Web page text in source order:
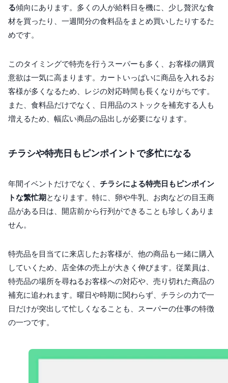
る傾向にあります。多くの人が給料日を機に、少し贅沢な食
材を買ったり、一週間分の食料品をまとめ買いしたりするた
めです。
このタイミングで特売を行うスーパーも多く、お客様の購買
意欲は一気に高まります。カートいっぱいに商品を入れるお
客様が多くなるため、レジの対応時間も長くなりがちです。
また、食料品だけでなく、日用品のストックを補充する人も
増えるため、幅広い商品の品出しが必要になります。
チラシや特売日もピンポイントで多忙になる
年間イベントだけでなく、 チラシによる特売日もピンポイン
トな繁忙期 となります。特に、卵や牛乳、お肉などの目玉商
品がある日は、開店前から行列ができることも珍しくありま
せん。
特売品を目当てに来店したお客様が、他の商品も一緒に購入
していくため、店全体の売上が大きく伸びます。従業員は、
特売品の場所を尋ねるお客様への対応や、売り切れた商品の
補充に追われます。曜日や時期に関わらず、チラシの力で一
日だけが突出して忙しくなることも、スーパーの仕事の特徴
の一つです。